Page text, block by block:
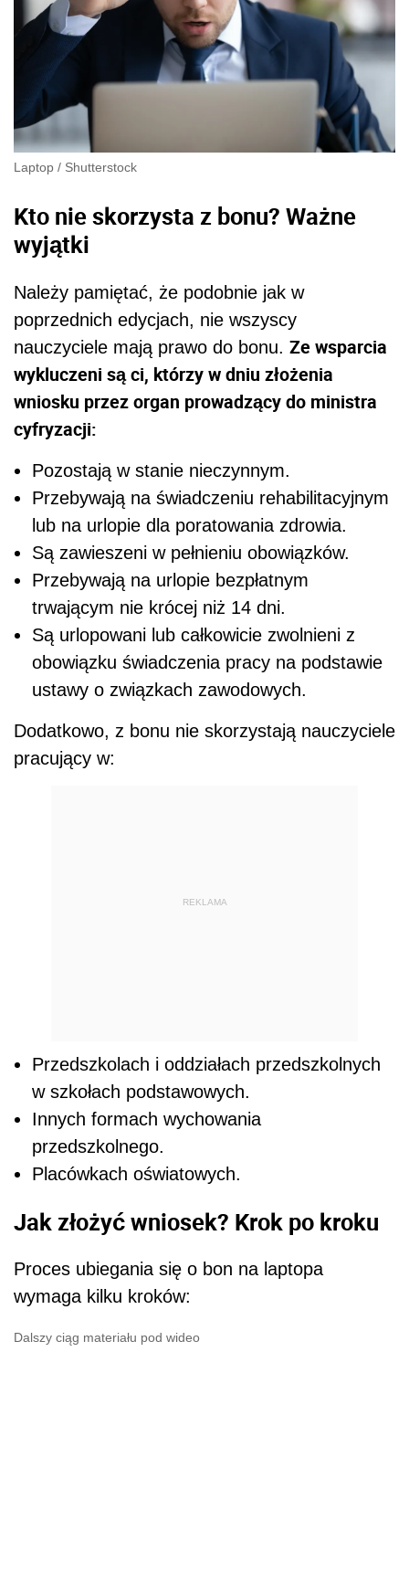
Laptop / Shutterstock
Kto nie skorzysta z bonu? Ważne
wyjątki
Należy pamiętać, że podobnie jak w
poprzednich edycjach, nie wszyscy
nauczyciele mają prawo do bonu. Ze wsparcia
wykluczeni są ci, którzy w dniu złożenia
wniosku przez organ prowadzący do ministra
cyfryzacji:
Pozostają w stanie nieczynnym.
Przebywają na świadczeniu rehabilitacyjnym
lub na urlopie dla poratowania zdrowia.
Są zawieszeni w pełnieniu obowiązków.
Przebywają na urlopie bezpłatnym
trwającym nie krócej niż 14 dni.
Są urlopowani lub całkowicie zwolnieni z
obowiązku świadczenia pracy na podstawie
ustawy o związkach zawodowych.
Dodatkowo, z bonu nie skorzystają nauczyciele
pracujący w:
REKLAMA
Przedszkolach i oddziałach przedszkolnych
w szkołach podstawowych.
Innych formach wychowania
przedszkolnego.
Placówkach oświatowych.
Jak złożyć wniosek? Krok po kroku
Proces ubiegania się o bon na laptopa
wymaga kilku kroków:
Dalszy ciąg materiału pod wideo